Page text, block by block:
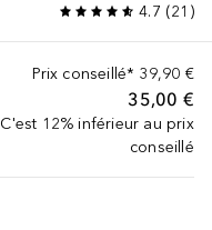
4.7 (21 )
Prix conseillé* 39,90 €
35,00 €
C'est 12% inférieur au prix
conseillé